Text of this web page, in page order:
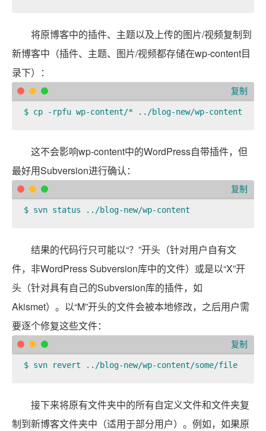
将原博客中的插件、主题以及上传的图片/视频复制到
新博客中（插件、主题、图片/视频都存储在wp-content目
录下）：
$ cp -rpfu wp-content/* ../blog-new/wp-content
复制
这不会影响wp-content中的WordPress自带插件，但
最好用Subversion进行确认：
$ svn status ../blog-new/wp-content
复制
结果的代码行只可能以“？”开头（针对用户自有文
件，非WordPress Subversion库中的文件）或是以“X”开
头（针对具有自己的Subversion库的插件，如
Akismet）。以“M”开头的文件会被本地修改，之后用户需
要逐个修复这些文件：
$ svn revert ../blog-new/wp-content/some/file
复制
接下来将原有文件夹中的所有自定义文件和文件夹复
制到新博客文件夹中（适用于部分用户）。例如，如果原